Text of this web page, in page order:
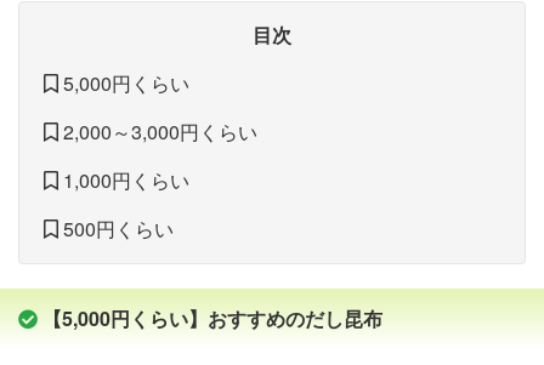
目次
5,000円くらい
2,000～3,000円くらい
1,000円くらい
500円くらい
【5,000円くらい】おすすめのだし昆布